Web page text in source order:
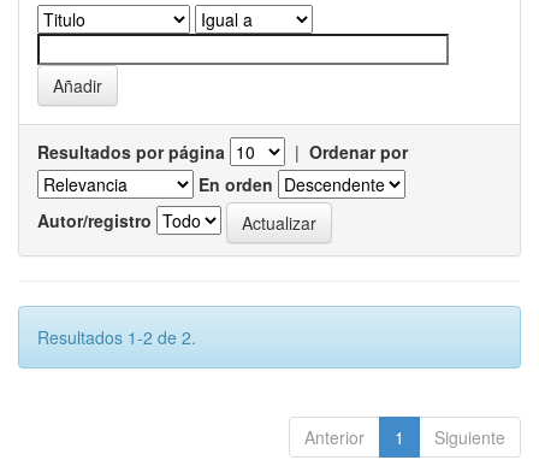
Resultados por página | Ordenar por
En orden
Autor/registro
Resultados 1-2 de 2.
Anterior 1 Siguiente